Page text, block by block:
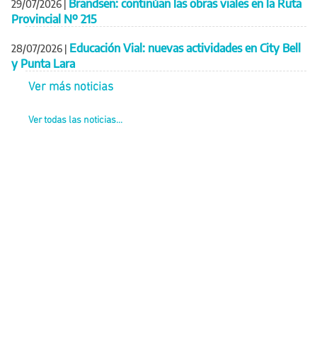
29/07/2026
Brandsen: continúan las obras viales en la Ruta
Provincial Nº 215
28/07/2026 | Educación Vial: nuevas actividades en City Bell
y Punta Lara
Ver más noticias
Ver todas las noticias...